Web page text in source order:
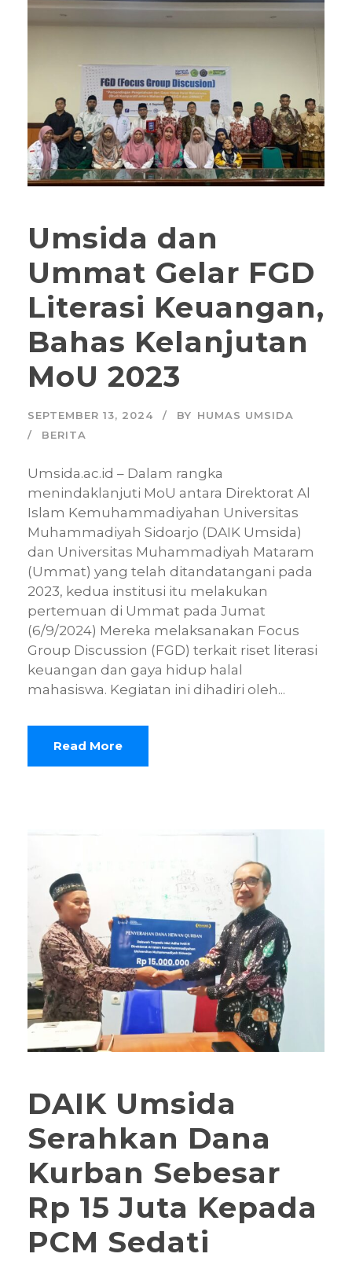
Umsida dan
Ummat Gelar FGD
Literasi Keuangan,
Bahas Kelanjutan
MoU 2023
SEPTEMBER 13, 2024 BY HUMAS UMSIDA
BERITA
Umsida.ac.id – Dalam rangka
menindaklanjuti MoU antara Direktorat Al
Islam Kemuhammadiyahan Universitas
Muhammadiyah Sidoarjo (DAIK Umsida)
dan Universitas Muhammadiyah Mataram
(Ummat) yang telah ditandatangani pada
2023, kedua institusi itu melakukan
pertemuan di Ummat pada Jumat
(6/9/2024) Mereka melaksanakan Focus
Group Discussion (FGD) terkait riset literasi
keuangan dan gaya hidup halal
mahasiswa. Kegiatan ini dihadiri oleh...
Read More
DAIK Umsida
Serahkan Dana
Kurban Sebesar
Rp 15 Juta Kepada
PCM Sedati